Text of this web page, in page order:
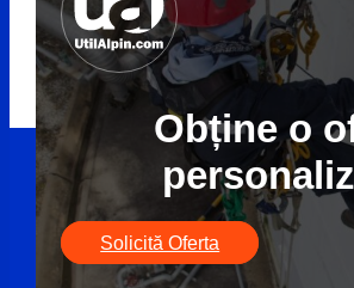
Obține o
Solicită Oferta